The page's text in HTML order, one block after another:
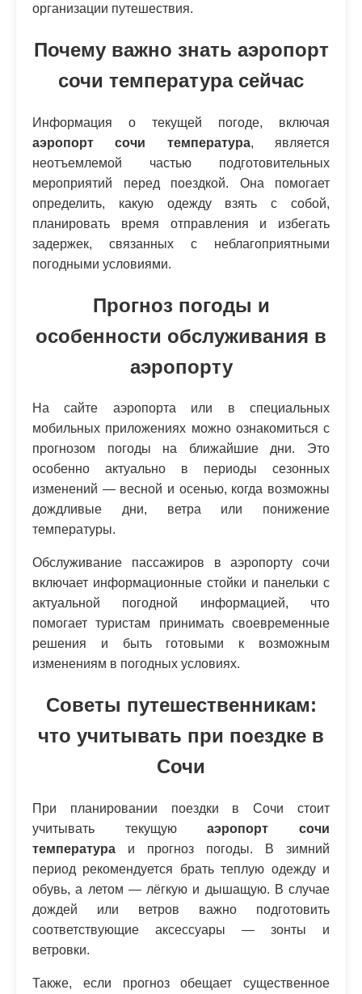
организации путешествия.
Почему важно знать аэропорт
сочи температурасейчас
Информация о текущей погоде, включая
аэропорт сочи температура, является
неотъемлемой частью подготовительных
мероприятий перед поездкой. Она помогает
определить, какую одежду взять с собой,
планировать время отправления и избегать
задержек, связанных с неблагоприятными
погодными условиями.
Прогноз погоды и
особенности обслуживания в
аэропорту
На сайте аэропорта или в специальных
мобильных приложениях можно ознакомиться с
прогнозом погоды на ближайшие дни. Это
особенно актуально в периоды сезонных
изменений — весной и осенью, когда возможны
дождливые дни, ветра или понижение
температуры.
Обслуживание пассажиров в аэропорту сочи
включает информационные стойки и панельки с
актуальной погодной информацией, что
помогает туристам принимать своевременные
решения и быть готовыми к возможным
изменениям в погодных условиях.
Советы путешественникам:
что учитывать при поездке в
Сочи
При планировании поездки в Сочи стоит
учитывать текущуюаэропорт сочи
температура и прогноз погоды. В зимний
период рекомендуется брать теплую одежду и
обувь, а летом — лёгкую и дышащую. В случае
дождей или ветров важно подготовить
соответствующие аксессуары — зонты и
ветровки.
Также, если прогноз обещает существенное